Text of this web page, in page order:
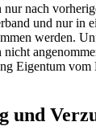
nur nach
und nur in
werden.
nicht
Eigentum
und